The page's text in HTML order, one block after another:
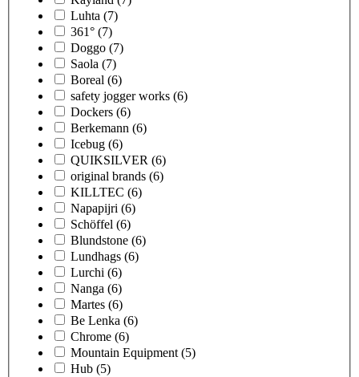
Luhta (7)
361° (7)
Doggo (7)
Saola (7)
Boreal (6)
safety jogger works (6)
Dockers (6)
Berkemann (6)
Icebug (6)
QUIKSILVER (6)
original brands (6)
KILLTEC (6)
Napapijri (6)
Schöffel (6)
Blundstone (6)
Lundhags (6)
Lurchi (6)
Nanga (6)
Martes (6)
Be Lenka (6)
Chrome (6)
Mountain Equipment (5)
Hub (5)